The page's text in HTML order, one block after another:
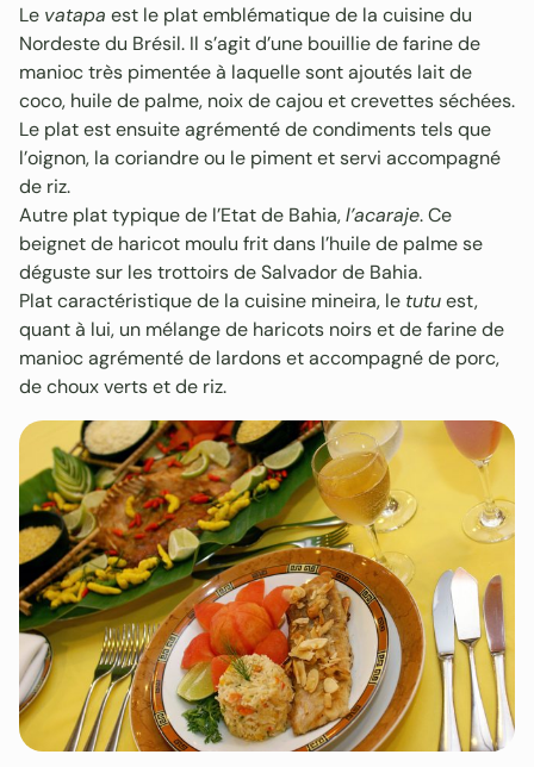
Le vatapa est le plat emblématique de la cuisine du
Nordeste du Brésil. Il s’agit d’une bouillie de farine de
manioc très pimentée à laquelle sont ajoutés lait de
coco, huile de palme, noix de cajou et crevettes séchées.
Le plat est ensuite agrémenté de condiments tels que
l’oignon, la coriandre ou le piment et servi accompagné
de riz.
Autre plat typique de l’Etat de Bahia,l’acaraje. Ce
beignet de haricot moulu frit dans l’huile de palme se
déguste sur les trottoirs de Salvador de Bahia.
Plat caractéristique de la cuisine mineira, le tutuest,
quant à lui, un mélange de haricots noirs et de farine de
manioc agrémenté de lardons et accompagné de porc,
de choux verts et de riz.